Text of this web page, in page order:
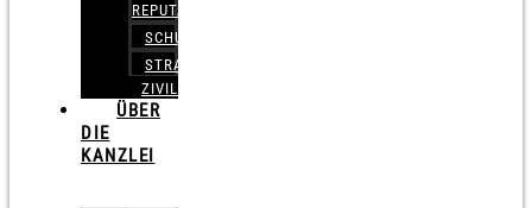
REPUTATIONSMANAGEMENT
SCHUFARECHT
STRAFRECHT
ZIVILRECHT
ÜBER
DIE
KANZLEI